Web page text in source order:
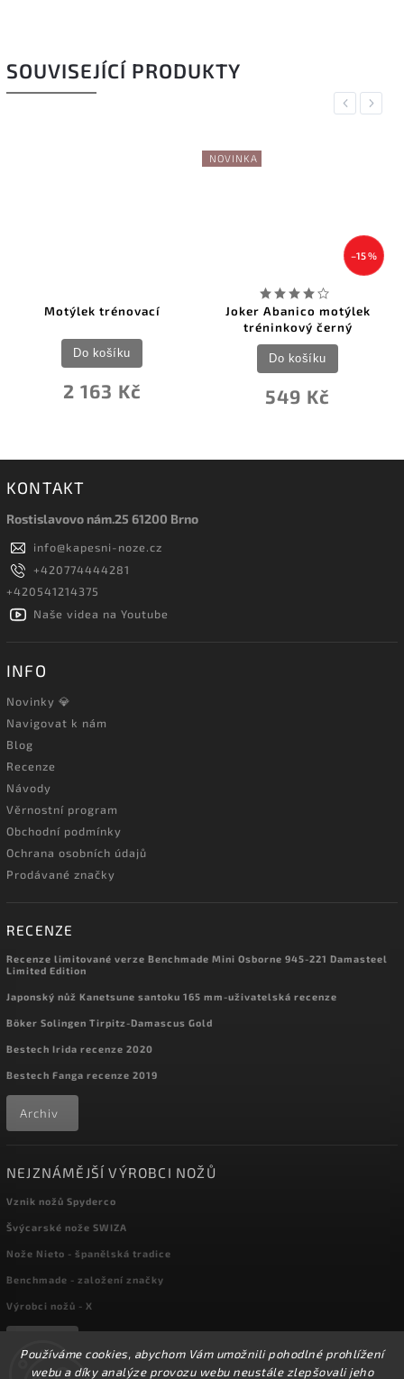
Používáme cookies, abychom Vám umožnili pohodlné prohlížení
webu a díky analýze provozu webu neustále zlepšovali jeho
SOUVISEJÍCÍ PRODUKTY
Previous
Motýlek trénovací
2 163 Kč
Do košíku
NOVINKA
–15 %
Joker Abanico motýlek
tréninkový černý
549 Kč
Do košíku
Next
KONTAKT
Rostislavovo nám.25 61200 Brno
info@kapesni-noze.cz
+420774444281
+420541214375
Naše videa na Youtube
INFO
Novinky 💎
Navigovat k nám
Blog
Recenze
Návody
Věrnostní program
Obchodní podmínky
Ochrana osobních údajů
Prodávané značky
RECENZE
Recenze limitované verze Benchmade Mini Osborne 945-221 Damasteel
Limited Edition
Japonský nůž Kanetsune santoku 165 mm-uživatelská recenze
Böker Solingen Tirpitz-Damascus Gold
Bestech Irida recenze 2020
Bestech Fanga recenze 2019
Archiv
NEJZNÁMĚJŠÍ VÝROBCI NOŽŮ
Vznik nožů Spyderco
Švýcarské nože SWIZA
Nože Nieto - španělská tradice
Benchmade - založení značky
Výrobci nožů - X